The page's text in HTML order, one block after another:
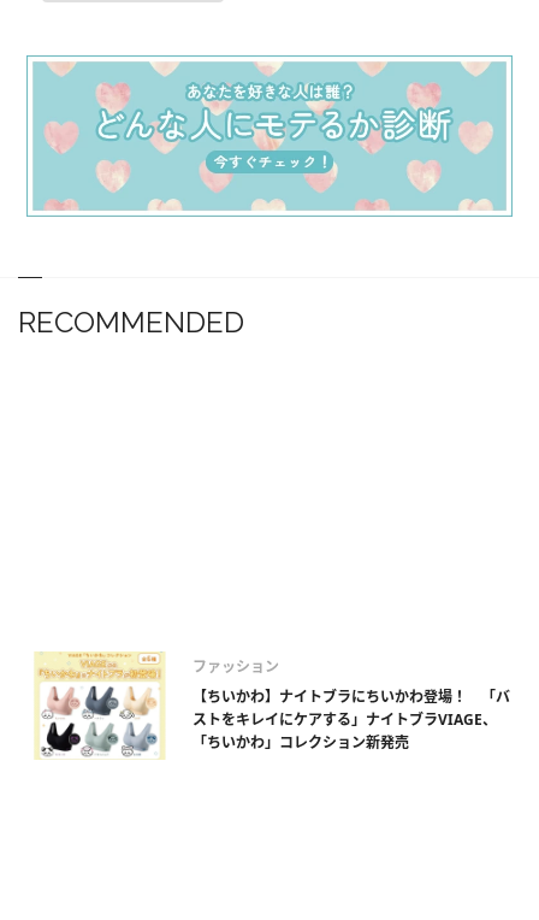
RECOMMENDED
ファッション
【ちいかわ】ナイトブラにちいかわ登場！ 「バ
ストをキレイにケアする」ナイトブラVIAGE、
「ちいかわ」コレクション新発売